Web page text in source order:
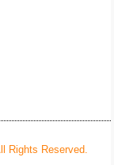
Rights Reserved.